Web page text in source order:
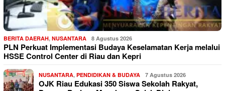
BERITA DAERAH, NUSANTARA 8 Agustus 2026
PLN Perkuat Implementasi Budaya Keselamatan Kerja melalui
HSSE Control Center di Riau dan Kepri
NUSANTARA, PENDIDIKAN & BUDAYA 7 Agustus 2026
OJK Riau Edukasi 350 Siswa Sekolah Rakyat,